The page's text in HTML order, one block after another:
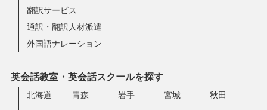
翻訳サービス
通訳・翻訳人材派遣
外国語ナレーション
英会話教室・英会話スクールを探す
北海道 青森 岩手 宮城 秋田